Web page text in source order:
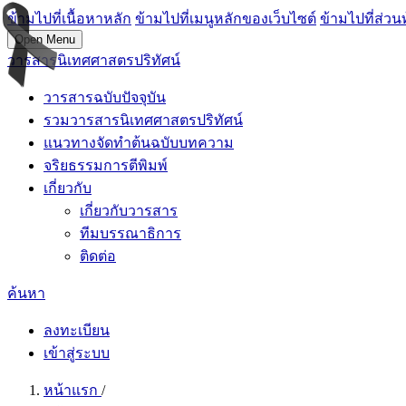
ข้ามไปที่เนื้อหาหลัก ข้ามไปที่เมนูหลักของเว็บไซต์ ข้ามไปที่ส่วน
Open Menu
วารสารนิเทศศาสตรปริทัศน์
วารสารฉบับปัจจุบัน
รวมวารสารนิเทศศาสตรปริทัศน์
แนวทางจัดทำต้นฉบับบทความ
จริยธรรมการตีพิมพ์
เกี่ยวกับ
เกี่ยวกับวารสาร
ทีมบรรณาธิการ
ติดต่อ
ค้นหา
ลงทะเบียน
เข้าสู่ระบบ
หน้าแรก /